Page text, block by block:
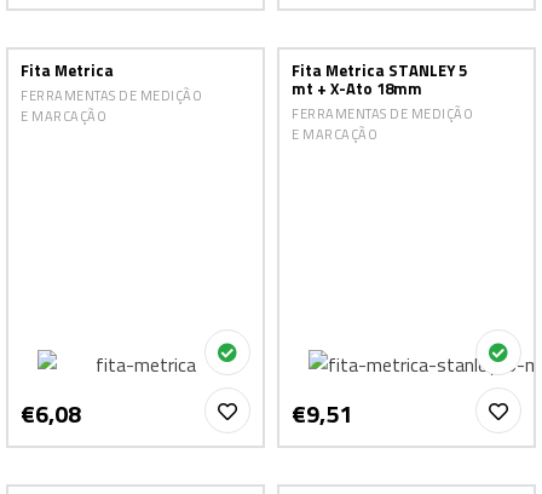
Fita Metrica
FERRAMENTAS DE MEDIÇÃO
E MARCAÇÃO
€6,08
Fita Metrica STANLEY 5
mt + X-Ato 18mm
FERRAMENTAS DE MEDIÇÃO
E MARCAÇÃO
€9,51